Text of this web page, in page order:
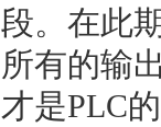
段。在此
所有的输
才是PLC